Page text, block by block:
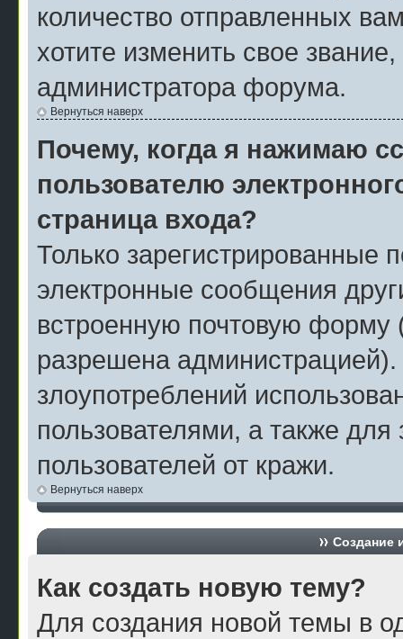
количество отправленных
хотите изменить свое
администратора форума.
Вернуться наверх
Почему, когда я нажимаю
пользователю
страница входа?
Только зарегистрированные
электронные сообщения
встроенную почтовую форму
разрешена
злоупотреблений
пользователями, а также
пользователей от кражи.
Вернуться наверх
Создание
Как создать новую тему?
Для создания новой темы в